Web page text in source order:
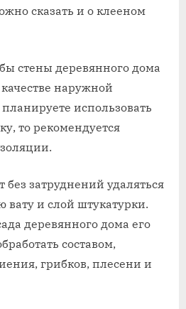
сказать и о клееном
стены деревянного дома
наружной
использовать
то рекомендуется
без затруднений удаляться
вату и слой штукатурки.
деревянного дома его
составом,
грибков, плесени и